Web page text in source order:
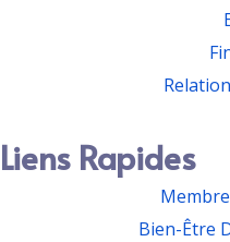
Liens Rapides
Bien-Être